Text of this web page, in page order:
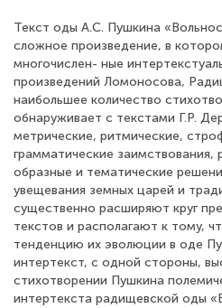
Текст оды А.С. Пушкина
сложное произведение, в
многочислен- ные
произведений Ломоносова,
наибольшее количество
обнаруживает с текстами Г.Р.
метрические, ритмические,
грамматические
образные и тематические
увещевания земных царей и
существенно расширяют круг
текстов и располагают к тому,
тенденцию их эволюции в оде
интертекст, с одной стороны,
стихотворении Пушкина
интертекста радищевской оды